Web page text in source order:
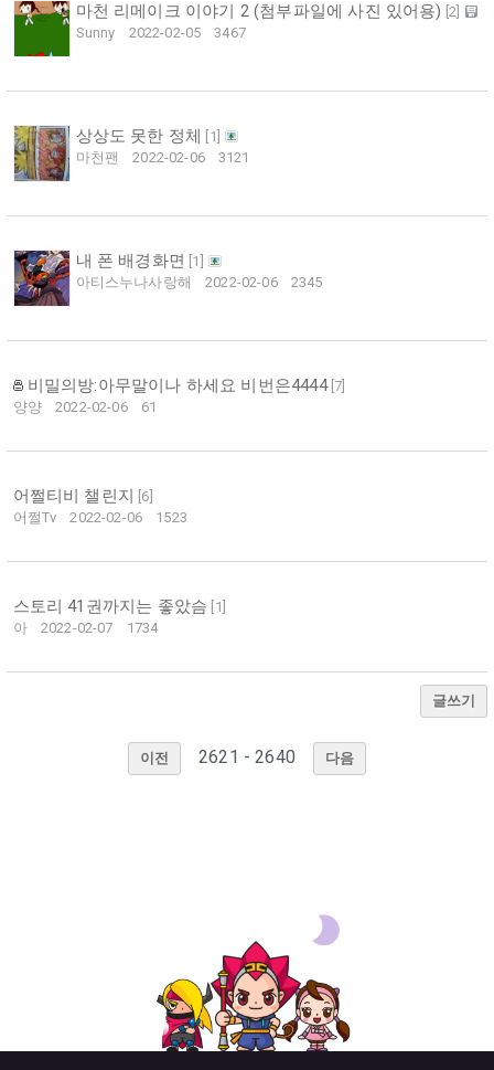
마천 리메이크 이야기 2 (첨부파일에 사진 있어용) [2
Sunny
2022-02-05 3467
상상도 못한 정체 1
마천팬
2022-02-06 3121
내 폰 배경화면 1
아티스누나사랑해
2022-02-06 2345
비밀의방:아무말이나 하세요 비번은4444[ 7
양양
2022-02-06 61
어쩔티비 챌린지 6
어쩔Tv
2022-02-06 1523
스토리 41권까지는 좋았슴 1
아
2022-02-07 1734
글쓰기
이전 2621 - 2640 다음